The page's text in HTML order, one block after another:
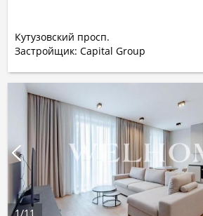
Кутузовский просп.
Застройщик: Capital Group
1/11